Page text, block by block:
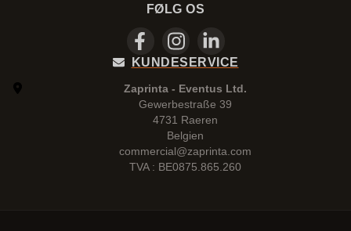
FØLG OS
KUNDESERVICE
Zaprinta - Eventus Ltd.
Gewerbestraße 39
4731 Raeren
Belgien
commercial@zaprinta.com
TVA : BE0875.865.260